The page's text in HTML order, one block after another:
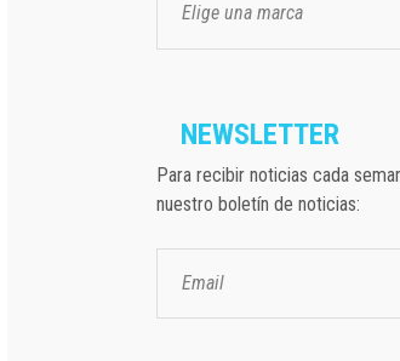
Elige una marca
NEWSLETTER
Para recibir noticias cada
nuestro boletín de noticias: